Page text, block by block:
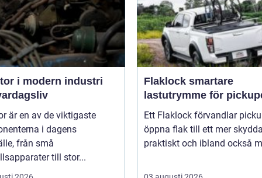
i modern industri
är en av de viktigaste
i dagens
från små
till stor...
Flaklock smartare
lastutrymme för
Ett Flaklock förvandlar
öppna flak till ett mer
praktiskt och ibland också